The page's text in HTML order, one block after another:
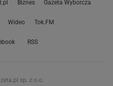
Biznes Gazeta Wyborcza
Wideo Tok.FM
RSS
sp. z o.o.